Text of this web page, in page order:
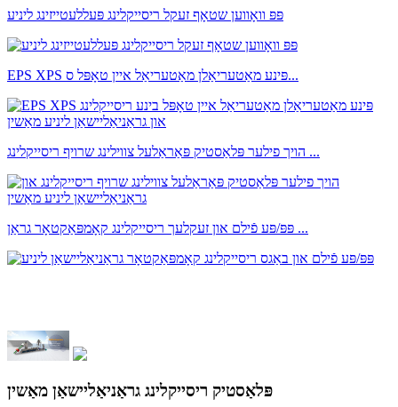
פּפּ וואָווען שטאָף זעקל ריסייקלינג פּעללעטייזינג ליניע
EPS XPS פּינע מאַטעריאַלן מאַטעריאַל איין טאָפּל ס...
הויך פילער פּלאַסטיק פּאַראַלעל צווילינג שרויף ריסייקלינג ...
פּפּ/פּע פֿילם און זעקלעך ריסייקלינג קאָמפּאַקטאָר גראַן ...
פּלאַסטיק ריסייקלינג גראַניאַליישאַן מאַשין